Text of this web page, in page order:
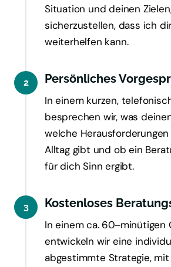
Situation und deinen
sicherzustellen, dass ich
weiterhelfen kann.
2 Persönliches
In einem kurzen,
besprechen wir, was
welche
Alltag gibt und ob ein
für dich Sinn ergibt.
3 Kostenloses
In einem ca. 60‒minütigen
entwickeln wir eine
abgestimmte Strategie, mit